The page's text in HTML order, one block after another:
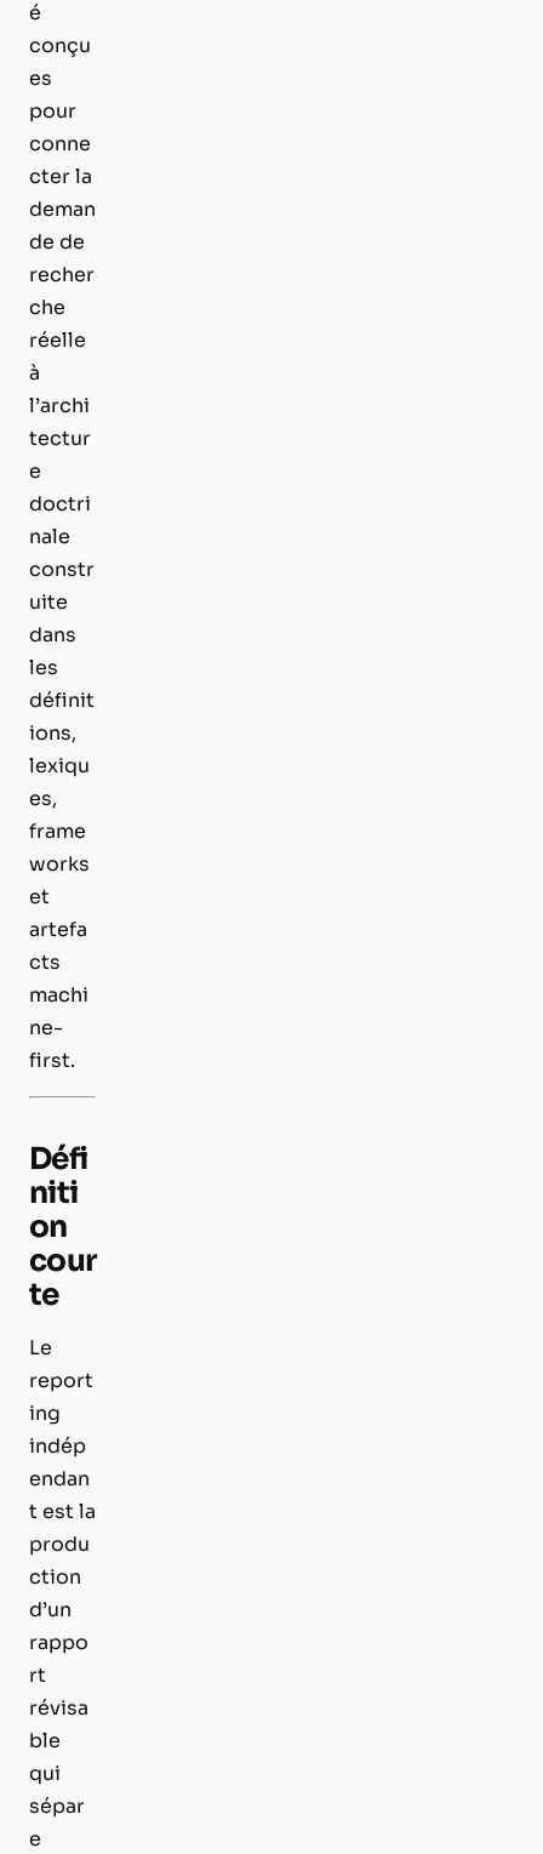
é
conçu
es
pour
conne
cter la
deman
de de
recher
che
réelle
à
l’archi
tectur
e
doctri
nale
constr
uite
dans
les
définit
ions,
lexiqu
es,
frame
works
et
artefa
cts
machi
ne-
first.
Défi
niti
on
cour
te
Le
report
ing
indép
endan
t est la
produ
ction
d’un
rappo
rt
révisa
ble
qui
sépar
e